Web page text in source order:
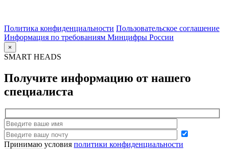
Политика конфиденциальности Пользовательское соглашение
Информация по требованиям Минцифры России
×
SMART HEADS
Получите информацию от нашего
специалиста
Принимаю условия политики конфиденциальности